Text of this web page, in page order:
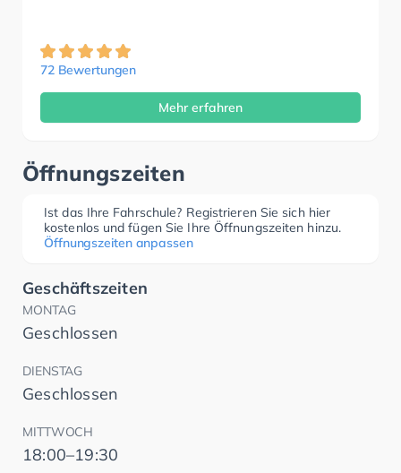
72 Bewertungen
Mehr erfahren
Öffnungszeiten
Ist das Ihre Fahrschule? Registrieren Sie sich hier
kostenlos und fügen Sie Ihre Öffnungszeiten hinzu.
Öffnungszeiten anpassen
Geschäftszeiten
MONTAG
Geschlossen
DIENSTAG
Geschlossen
MITTWOCH
18:00–19:30